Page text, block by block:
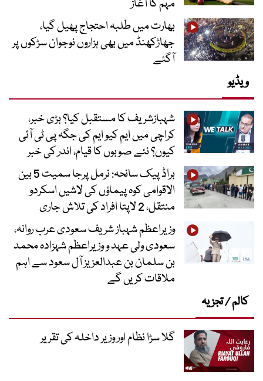
مہم کا آغاز
بھارت میں طلبہ احتجاج پھیل گیا،
جھاڑکھنڈ میں بھی ہزاروں نوجوان سڑکوں پر
آگئے
ویڈیو
شہبازشریف کا مستقبل کیا؟ بڑی خبر،
کراچی میں ایم کیو ایم کی جگہ پی ٹی آئی
کیوں؟ نئے صوبوں کا قیام، اندر کی خبر
براڈ پیک سانحہ: نرمل پرجا سمیت 5 بین
الاقوامی کوہ پیماؤں کی لاشیں اسکردو
منتقل، 2 لاپتا افراد کی تلاش جاری
وزیراعظم شہباز شریف سعودی عرب روانہ،
سعودی ولی عہد و وزیراعظم شہزادہ محمد
بن سلمان بن عبدالعزیز آل سعود سے اہم
ملاقات کریں گے
کالم / تجزیہ
گلا سڑا نظام اور وزیر داخلہ کی تقریر